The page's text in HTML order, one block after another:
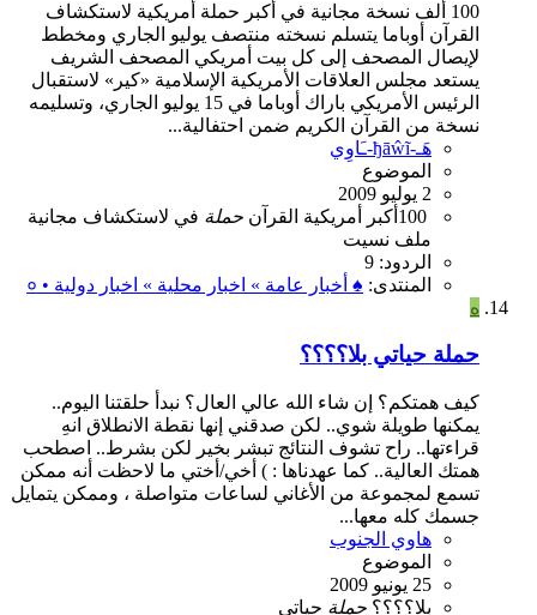
100 ألف نسخة مجانية في أكبر حملة أمريكية لاستكشاف
القرآن أوباما يتسلم نسخته منتصف يوليو الجاري ومخطط
لإيصال المصحف إلى كل بيت أمريكي المصحف الشريف
يستعد مجلس العلاقات الأمريكية الإسلامية «كير» لاستقبال
الرئيس الأمريكي باراك أوباما في 15 يوليو الجاري، وتسليمه
نسخة من القرآن الكريم ضمن احتفالية...
هَـ-ђāŵĩ-ـَاوِي
الموضوع
2 يوليو 2009
100 أكبر أمريكية القرآن حملة في لاستكشاف مجانية
ملف نسيت
الردود: 9
المنتدى: ♠ أخبار عامة » اخبار محلية » اخبار دولية • ०
ه
حملة حياتي بلا؟؟؟؟
كيف همتكم؟ إن شاء الله عالي العال؟ نبدأ حلقتنا اليوم..
يمكنها طويلة شوي.. لكن صدقني إنها نقطة الانطلاق انهِ
قراءتها.. راح تشوف النتائج تبشر بخير لكن بشرط.. اصطحب
همتك العالية.. كما عهدناها : ) أخي/أختي ما لاحظت أنه ممكن
تسمع لمجموعة من الأغاني لساعات متواصلة ، وممكن يتمايل
جسمك كله معها...
هاوي الجنوب
الموضوع
25 يونيو 2009
بلا؟؟؟؟ حملة حياتي